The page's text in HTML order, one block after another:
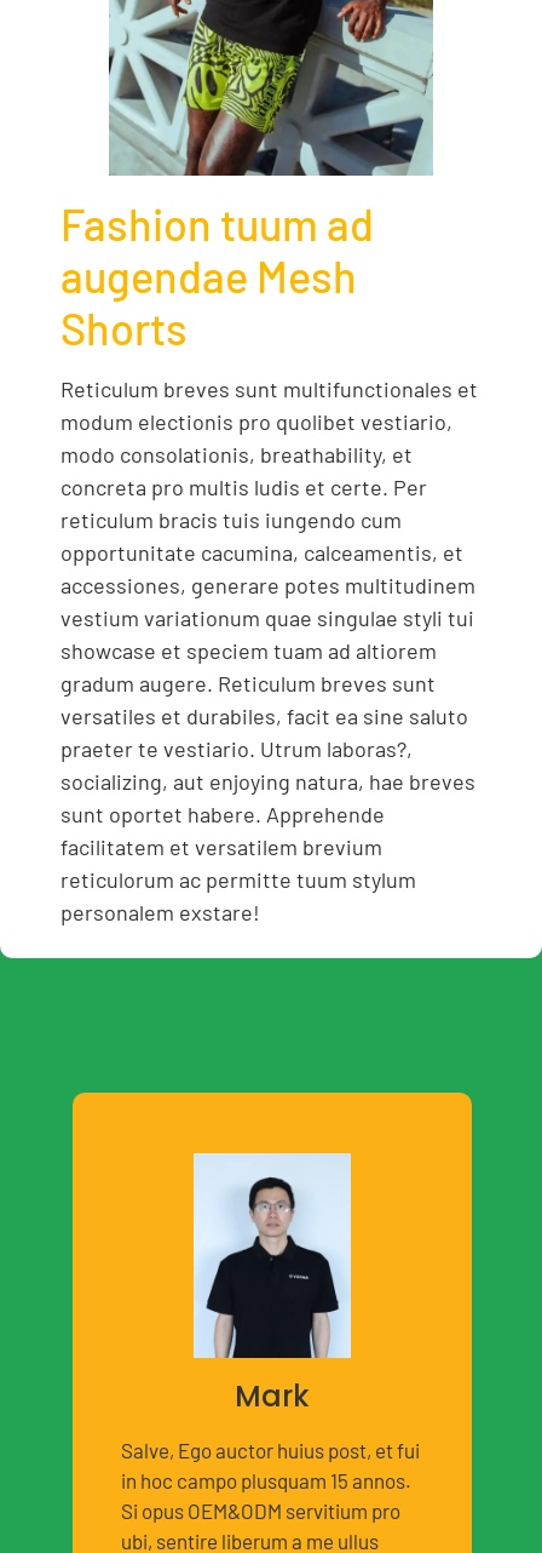
Fashion tuum ad
augendae Mesh
Shorts
Reticulum breves sunt multifunctionales et
modum electionis pro quolibet vestiario,
modo consolationis, breathability, et
concreta pro multis ludis et certe. Per
reticulum bracis tuis iungendo cum
opportunitate cacumina, calceamentis, et
accessiones, generare potes multitudinem
vestium variationum quae singulae styli tui
showcase et speciem tuam ad altiorem
gradum augere. Reticulum breves sunt
versatiles et durabiles, facit ea sine saluto
praeter te vestiario. Utrum laboras?,
socializing, aut enjoying natura, hae breves
sunt oportet habere. Apprehende
facilitatem et versatilem brevium
reticulorum ac permitte tuum stylum
personalem exstare!
Mark
Salve, Ego auctor huius post, et fui
in hoc campo plusquam 15 annos.
Si opus OEM&ODM servitium pro
ubi, sentire liberum a me ullus